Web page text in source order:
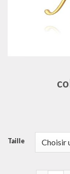
Taille